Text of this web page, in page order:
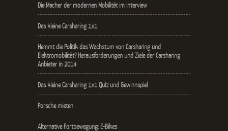
Die Macher der modernen Mobilität im Interview
Das kleine Carsharing 1x1
Hemmt die Politik das Wachstum von Carsharing und
Elektromobilität? Herausforderungen und Ziele der Carsharing
Anbieter in 2014
Das kleine Carsharing 1x1 Quiz und Gewinnspiel
Porsche mieten
Alternative Fortbewegung: E-Bikes